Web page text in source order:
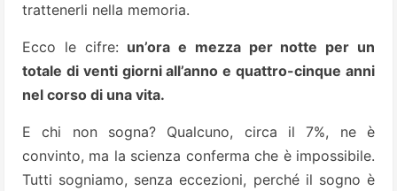
trattenerli nella memoria.
Ecco le cifre: un’ora e mezza per notte per un
totale di venti giorni all’anno e quattro-cinque anni
nel corso di una vita.
E chi non sogna? Qualcuno, circa il 7%, ne è
convinto, ma la scienza conferma che è impossibile.
Tutti sogniamo, senza eccezioni, perché il sogno è